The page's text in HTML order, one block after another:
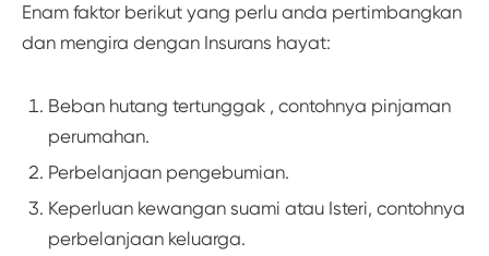
Enam faktor berikut yang perlu anda pertimbangkan
dan mengira dengan Insurans hayat:
Beban hutang tertunggak , contohnya pinjaman
perumahan.
Perbelanjaan pengebumian.
Keperluan kewangan suami atau Isteri, contohnya
perbelanjaan keluarga.